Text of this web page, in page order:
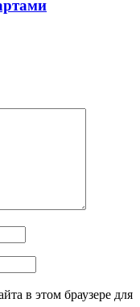
в этом браузере для